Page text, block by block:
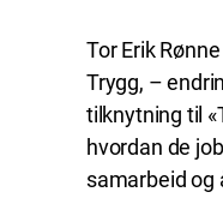
Tor Erik
Trygg, –
tilknytning til
hvordan de
samarbeid og